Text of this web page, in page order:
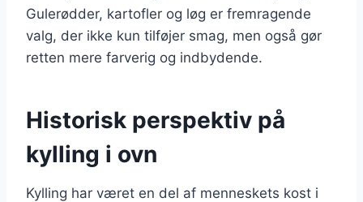
Gulerødder, kartofler og løg er fremragende
valg, der ikke kun tilføjer smag, men også gør
retten mere farverig og indbydende.
Historisk perspektiv på
kylling i ovn
Kylling har været en del af menneskets kost i